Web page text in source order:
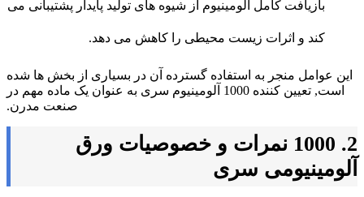
بازیافت کامل آلومینیوم از شیوه های تولید پایدار پشتیبانی می
کند و اثرات زیست محیطی را کاهش می دهد.
این عوامل منجر به استفاده گسترده آن در بسیاری از بخش ها شده
است, تعیین کننده 1000 آلومینیوم سری به عنوان یک ماده مهم در
صنعت مدرن.
2. 1000 نمرات و خصوصیات ورق
آلومینیومی سری